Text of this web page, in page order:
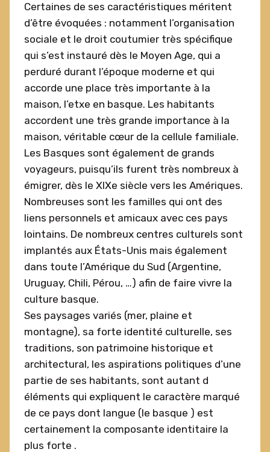
Certaines de ses caractéristiques méritent
d’être évoquées : notamment l’organisation
sociale et le droit coutumier très spécifique
qui s’est instauré dès le Moyen Age, qui a
perduré durant l’époque moderne et qui
accorde une place très importante à la
maison, l’etxe en basque. Les habitants
accordent une très grande importance à la
maison, véritable cœur de la cellule familiale.
Les Basques sont également de grands
voyageurs, puisqu’ils furent très nombreux à
émigrer, dès le XIXe siècle vers les Amériques.
Nombreuses sont les familles qui ont des
liens personnels et amicaux avec ces pays
lointains. De nombreux centres culturels sont
implantés aux États-Unis mais également
dans toute l’Amérique du Sud (Argentine,
Uruguay, Chili, Pérou, …) afin de faire vivre la
culture basque.
Ses paysages variés (mer, plaine et
montagne), sa forte identité culturelle, ses
traditions, son patrimoine historique et
architectural, les aspirations politiques d’une
partie de ses habitants, sont autant d
éléments qui expliquent le caractère marqué
de ce pays dont langue (le basque ) est
certainement la composante identitaire la
plus forte .